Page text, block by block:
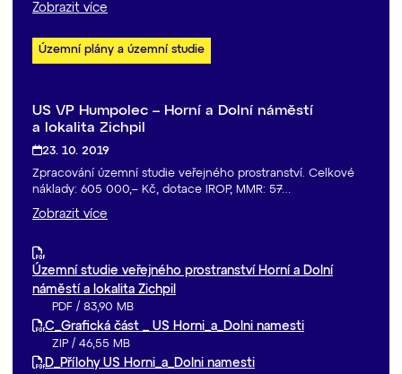
Zobrazit více
Územní plány a územní studie
US VP Humpolec – Horní a Dolní náměstí
a lokalita Zichpil
23. 10. 2019
Zpracování územní studie veřejného prostranství. Celkové
náklady: 605 000,– Kč, dotace IROP, MMR: 57…
Zobrazit více
Územní studie veřejného prostranství Horní a Dolní
náměstí a lokalita Zichpil
PDF / 83,90 MB
C_Grafická část _ US Horni_a_Dolni namesti
ZIP / 46,55 MB
D_Přílohy US Horni_a_Dolni namesti